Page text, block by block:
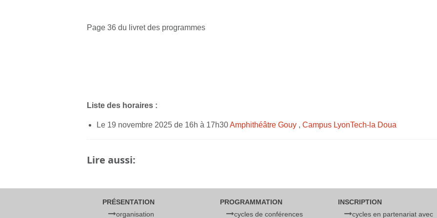
Page 36 du livret des programmes
Liste des horaires :
Le 19 novembre 2025 de 16h à 17h30Amphithéâtre Gouy ,Campus LyonTech-la Doua
Lire aussi:
PRÉSENTATION
organisation
PROGRAMMATION
cycles de conférences
INSCRIPTION
cycles en partenariat avec